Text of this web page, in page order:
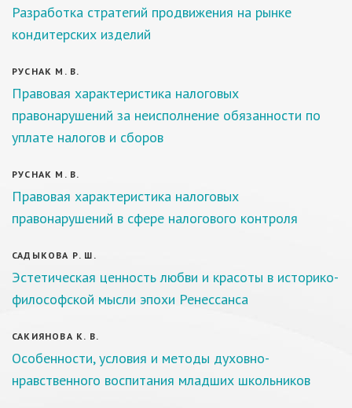
Разработка стратегий продвижения на рынке
кондитерских изделий
РУСНАК М. В.
Правовая характеристика налоговых
правонарушений за неисполнение обязанности по
уплате налогов и сборов
РУСНАК М. В.
Правовая характеристика налоговых
правонарушений в сфере налогового контроля
САДЫКОВА Р. Ш.
Эстетическая ценность любви и красоты в историко-
философской мысли эпохи Ренессанса
САКИЯНОВА К. В.
Особенности, условия и методы духовно-
нравственного воспитания младших школьников